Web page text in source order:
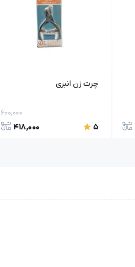
چرت زن انبری
5
600,000
418,000